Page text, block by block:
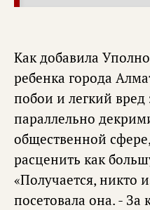
Как добавила
ребенка города
побои и легкий
параллельно
общественной
расценить как
«Получается, никто
посетовала она. -